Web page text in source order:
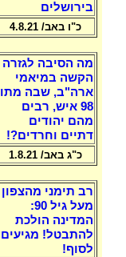
בירושלים
כ"ו באב/ 4.8.21
מה הסיבה לגזרה
הקשה במיאמי
ארה"ב, שבה מתו
98 איש, רבים
מהם יהודים
דתיים וחרדים?!
כ"ג באב/ 1.8.21
רב תימני מהצפון
מעל גיל 90:
המדינה הולכת
להתבטל! מגיעים
לסוף!